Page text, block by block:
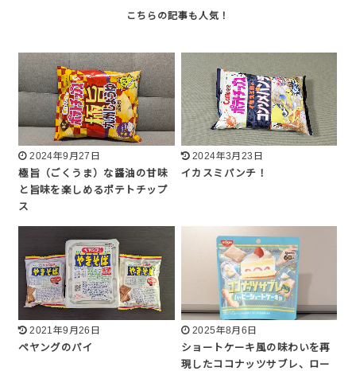
2024年9月27日
極旨（ごくうま）な醤油の甘味
と旨味を楽しめるポテトチップ
ス
2024年3月23日
イカスミパンチ！
2021年9月26日
ペヤングのパイ
2025年8月6日
ショートケーキ風の味わいを再
現したココナッツサブレ、ロー